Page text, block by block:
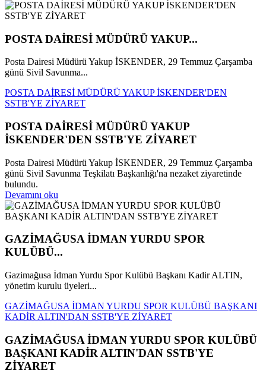
POSTA DAİRESİ MÜDÜRÜ YAKUP...
Posta Dairesi Müdürü Yakup İSKENDER, 29 Temmuz Çarşamba
günü Sivil Savunma...
POSTA DAİRESİ MÜDÜRÜ YAKUP İSKENDER'DEN
SSTB'YE ZİYARET
POSTA DAİRESİ MÜDÜRÜ YAKUP
İSKENDER'DEN SSTB'YE ZİYARET
Posta Dairesi Müdürü Yakup İSKENDER, 29 Temmuz Çarşamba
günü Sivil Savunma Teşkilatı Başkanlığı'na nezaket ziyaretinde
bulundu.
Devamını oku
GAZİMAĞUSA İDMAN YURDU SPOR
KULÜBÜ...
Gazimağusa İdman Yurdu Spor Kulübü Başkanı Kadir ALTIN,
yönetim kurulu üyeleri...
GAZİMAĞUSA İDMAN YURDU SPOR KULÜBÜ BAŞKANI
KADİR ALTIN'DAN SSTB'YE ZİYARET
GAZİMAĞUSA İDMAN YURDU SPOR KULÜBÜ
BAŞKANI KADİR ALTIN'DAN SSTB'YE
ZİYARET